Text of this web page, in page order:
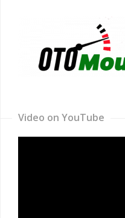
Video on YouTube